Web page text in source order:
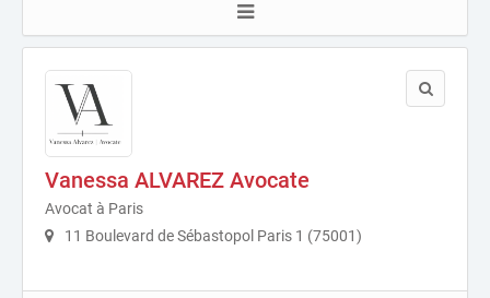
Vanessa ALVAREZ Avocate
Avocat à Paris
11 Boulevard de Sébastopol Paris 1 (75001)